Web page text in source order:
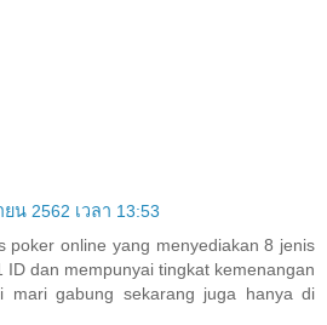
น 2562 เวลา 13:53
poker online yang menyediakan 8 jenis
ID dan mempunyai tingkat kemenangan
mari gabung sekarang juga hanya di